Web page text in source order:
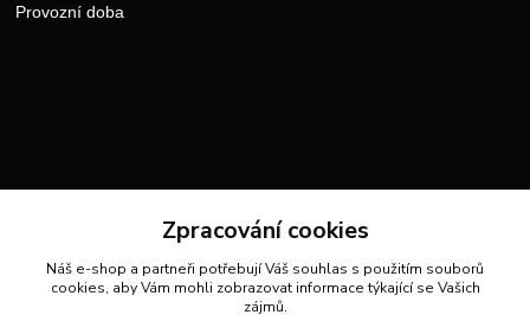
Provozní doba
Zpracování cookies
Náš e-shop a partneři potřebují Váš souhlas s použitím souborů
cookies, aby Vám mohli zobrazovat informace týkající se Vašich
zájmů.